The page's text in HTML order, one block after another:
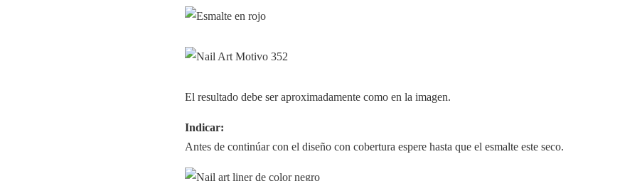
El resultado debe ser aproximadamente como en la imagen.
Indicar:
Antes de continúar con el diseño con cobertura espere hasta que el esmalte este seco.